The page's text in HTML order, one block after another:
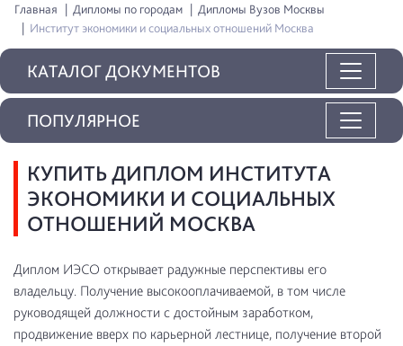
Главная Дипломы по городам
Дипломы Вузов Москвы
Институт экономики и социальных отношений Москва
КАТАЛОГ ДОКУМЕНТОВ
КУПИТЬ ДИПЛОМ ИНСТИТУТА
ЭКОНОМИКИ И СОЦИАЛЬНЫХ
ОТНОШЕНИЙ МОСКВА
Диплом ИЭСО открывает радужные перспективы его
владельцу. Получение высокооплачиваемой, в том числе
руководящей должности с достойным заработком,
продвижение вверх по карьерной лестнице, получение второй
ПОПУЛЯРНОЕ